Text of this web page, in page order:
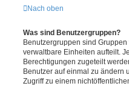
Nach oben
Was sind Benutzergruppen?
Benutzergruppen sind
verwaltbare Einheiten aufteilt.
Berechtigungen zugeteilt
Benutzer auf einmal zu ändern
Zugriff zu einem